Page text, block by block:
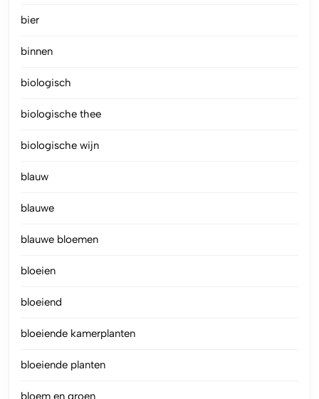
bier
binnen
biologisch
biologische thee
biologische wijn
blauw
blauwe
blauwe bloemen
bloeien
bloeiend
bloeiende kamerplanten
bloeiende planten
bloem en groen